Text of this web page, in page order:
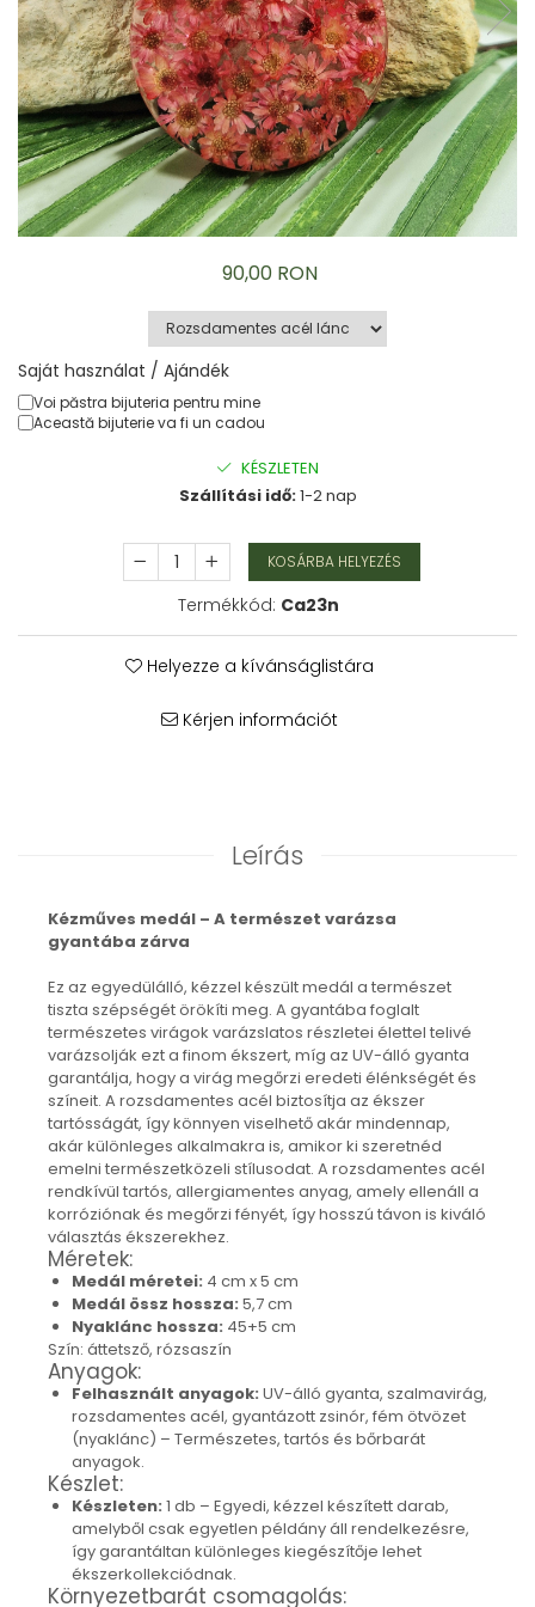
Karperec
Gyerek ékszerek
Nyaklánc / Medál
Barátság nyaklánc
Karperec
Haj kiegészítők
Kitűző
Ezüst ékszerek
Acél ékszerek
Nyaklánc / Medál
Fülbevaló
Fém ötvözet ékszerek
Fülbevaló
Gyöngy / Talizmán
Ásvány ékszerek
Nyaklánc / Medál
Karperec
Ékszer szett
Fa ékszerek
Nyaklánc / Medál
Fülbevaló
Ékszer szett
Karperec
Fémmentes ékszerek
Karperec
Egyéb kiegészítők
Ékszertartó
Könyvjelző
Kiegészítők
Környezettudatos termékek
Kenyérzsák
Méhviaszos csomagoló
élelmiszereknek
Újraszalvéta szendvicsnek
Nasi - tasi
Kozmetikai korong
Textil edény- és tányérhuzat
90,00 RON
Saját használat / Ajándék
Voi păstra bijuteria pentru mine
Această bijuterie va fi un cadou
KÉSZLETEN
Szállítási idő:1-2 nap
KOSÁRBA HELYEZÉS
Termékkód: Ca23n
Helyezze a kívánságlistára
Kérjen információt
Leírás
Kézműves medál – A természet varázsa
gyantába zárva
Ez az egyedülálló, kézzel készült medál a természet
tiszta szépségét örökíti meg. A gyantába foglalt
természetes virágok varázslatos részletei élettel telivé
varázsolják ezt a finom ékszert, míg az UV-álló gyanta
garantálja, hogy a virág megőrzi eredeti élénkségét és
színeit. A rozsdamentes acél biztosítja az ékszer
tartósságát, így könnyen viselhető akár mindennap,
akár különleges alkalmakra is, amikor ki szeretnéd
emelni természetközeli stílusodat. A rozsdamentes acél
rendkívül tartós, allergiamentes anyag, amely ellenáll a
korróziónak és megőrzi fényét, így hosszú távon is kiváló
választás ékszerekhez.
Méretek:
Medál méretei: 4 cm x 5 cm
Medál össz hossza: 5,7 cm
Nyaklánc hossza: 45+5 cm
Szín: áttetsző, rózsaszín
Anyagok:
Felhasznált anyagok: UV-álló gyanta, szalmavirág,
rozsdamentes acél, gyantázott zsinór, fém ötvözet
(nyaklánc) – Természetes, tartós és bőrbarát
anyagok.
Készlet:
Készleten: 1 db – Egyedi, kézzel készített darab,
amelyből csak egyetlen példány áll rendelkezésre,
így garantáltan különleges kiegészítője lehet
ékszerkollekciódnak.
Környezetbarát csomagolás: